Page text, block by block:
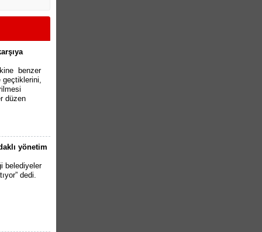
benzer
geçtiklerini,
düzen
yönetim
belediyeler
dedi.